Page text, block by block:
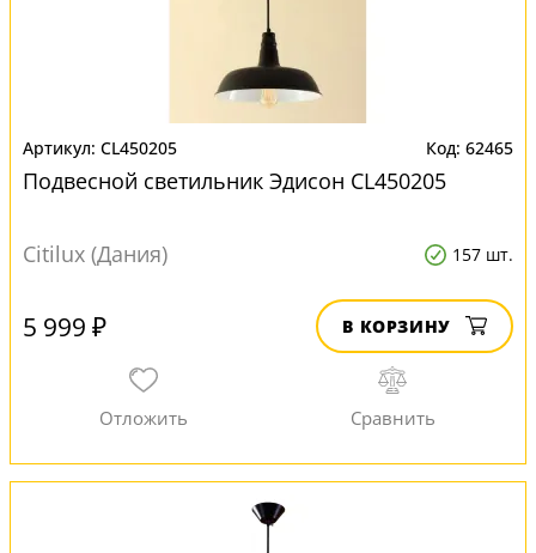
CL450205 62465
Подвесной светильник Эдисон CL450205
Citilux (Дания) 157 шт.
5 999 ₽ В КОРЗИНУ